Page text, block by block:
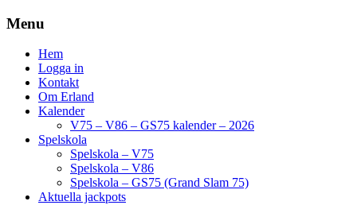
Menu
Hem
Logga in
Kontakt
Om Erland
Kalender
V75 – V86 – GS75 kalender – 2026
Spelskola
Spelskola – V75
Spelskola – V86
Spelskola – GS75 (Grand Slam 75)
Aktuella jackpots